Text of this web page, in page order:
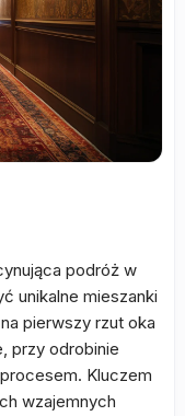
podróż w
unikalne mieszanki
pierwszy rzut oka
przy odrobinie
Kluczem
wzajemnych